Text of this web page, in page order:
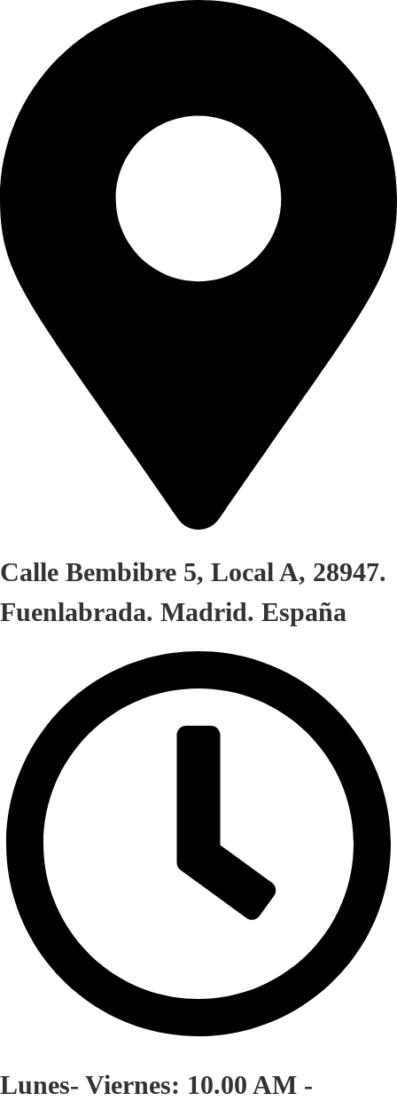
Calle Bembibre 5, Local A, 28947.
Fuenlabrada. Madrid. España
Lunes- Viernes: 10.00 AM -